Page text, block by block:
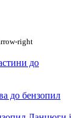
до
до бензопил